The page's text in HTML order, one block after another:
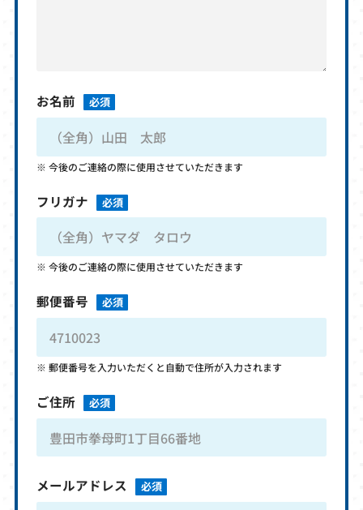
お名前 必須
今後のご連絡の際に使用させていただきます
フリガナ 必須
今後のご連絡の際に使用させていただきます
郵便番号 必須
郵便番号を入力いただくと自動で住所が入力されます
ご住所 必須
メールアドレス 必須